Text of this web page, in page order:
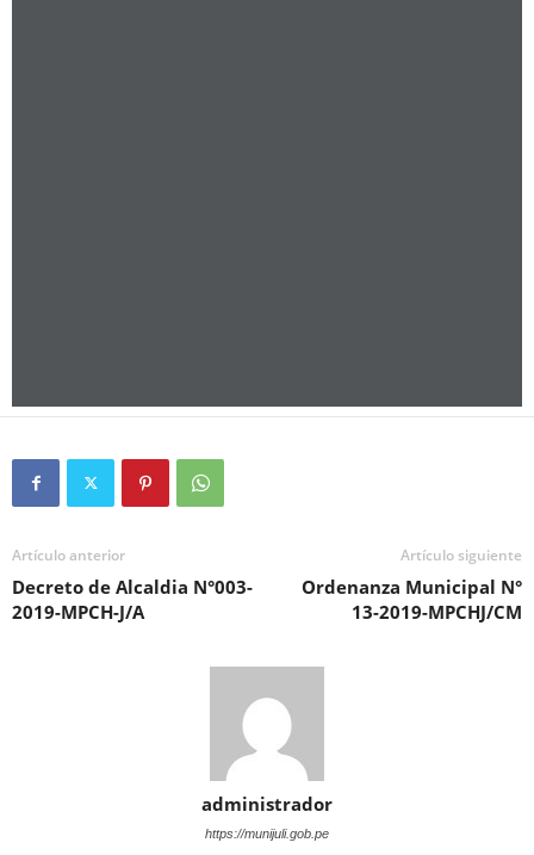
Artículo anterior
Decreto de Alcaldia N°003-
2019-MPCH-J/A
Artículo siguiente
Ordenanza Municipal N°
13-2019-MPCHJ/CM
administrador
https://munijuli.gob.pe